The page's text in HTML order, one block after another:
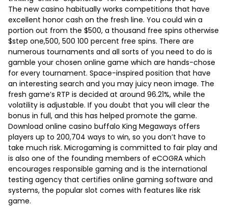
The new casino habitually works competitions that have
excellent honor cash on the fresh line. You could win a
portion out from the $500, a thousand free spins otherwise
$step one,500, 500 100 percent free spins. There are
numerous tournaments and all sorts of you need to do is
gamble your chosen online game which are hands-chose
for every tournament. Space-inspired position that have
an interesting search and you may juicy neon image. The
fresh game’s RTP is decided at around 96.21%, while the
volatility is adjustable. If you doubt that you will clear the
bonus in full, and this has helped promote the game.
Download online casino buffalo King Megaways offers
players up to 200,704 ways to win, so you don’t have to
take much risk. Microgaming is committed to fair play and
is also one of the founding members of eCOGRA which
encourages responsible gaming and is the international
testing agency that certifies online gaming software and
systems, the popular slot comes with features like risk
game.